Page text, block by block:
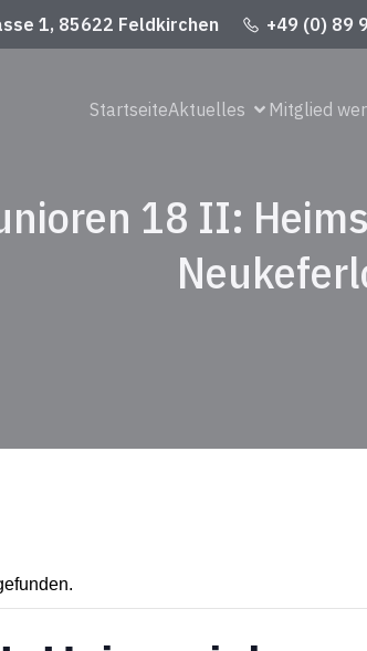
1, 85622 Feldkirchen +49 (0) 89
StartseiteAktuelles Mitglied
18 II: